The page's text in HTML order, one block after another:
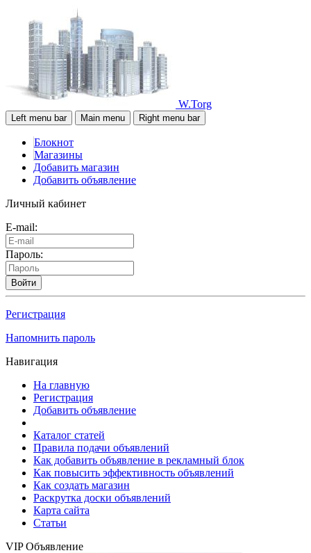
W.Torg
Left menu bar Main menu Right menu bar
Блокнот
Магазины
Добавить магазин
Добавить объявление
Личный кабинет
E-mail:
Пароль:
Войти
Регистрация
Напомнить пароль
Навигация
На главную
Регистрация
Добавить объявление
Каталог статей
Правила подачи объявлений
Как добавить объявление в рекламный блок
Как повысить эффективность объявлений
Как создать магазин
Раскрутка доски объявлений
Карта сайта
Статьи
VIP Объявление